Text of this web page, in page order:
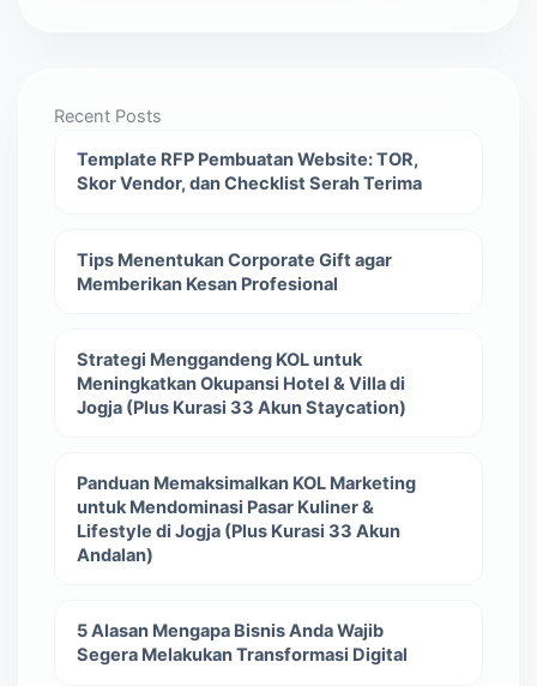
Recent Posts
Template RFP Pembuatan Website: TOR,
Skor Vendor, dan Checklist Serah Terima
Tips Menentukan Corporate Gift agar
Memberikan Kesan Profesional
Strategi Menggandeng KOL untuk
Meningkatkan Okupansi Hotel & Villa di
Jogja (Plus Kurasi 33 Akun Staycation)
Panduan Memaksimalkan KOL Marketing
untuk Mendominasi Pasar Kuliner &
Lifestyle di Jogja (Plus Kurasi 33 Akun
Andalan)
5 Alasan Mengapa Bisnis Anda Wajib
Segera Melakukan Transformasi Digital